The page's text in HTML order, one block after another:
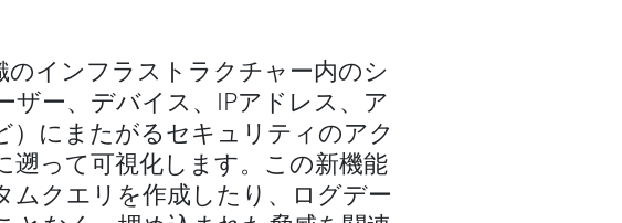
のインフラストラクチャー内のシ
ザー、デバイス、IPアドレス、ア
）にまたがるセキュリティのアク
遡って可視化します。この新機能
ムクエリを作成したり、ログデー